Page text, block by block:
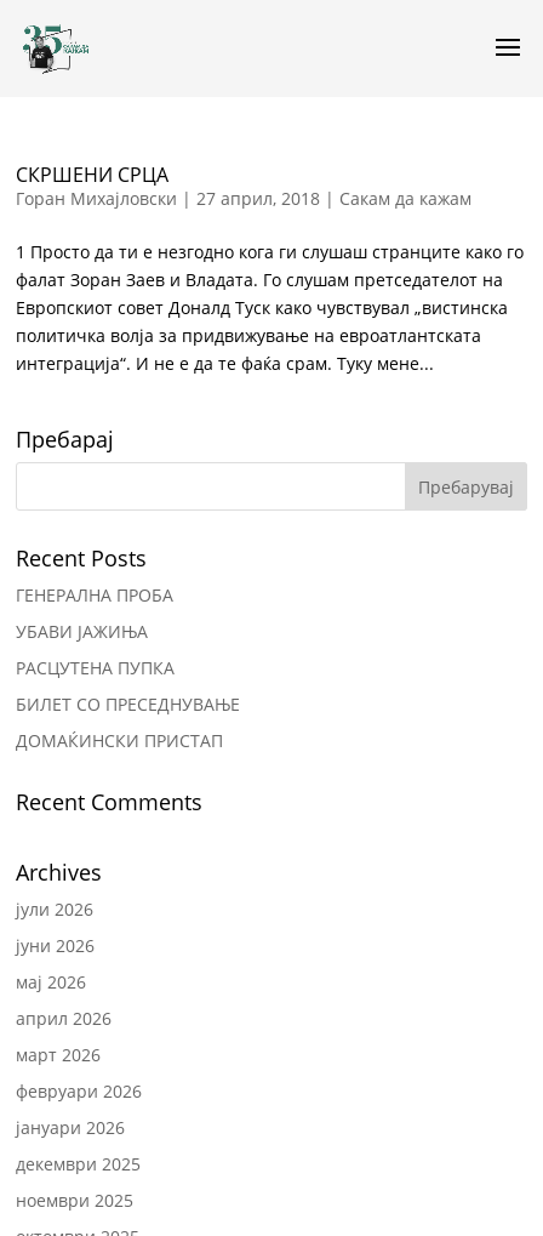
СКРШЕНИ СРЦА
Горан Михајловски |27 април, 2018 | Сакам да кажам
1 Просто да ти е незгодно кога ги слушаш странците како го
фалат Зоран Заев и Владата. Го слушам претседателот на
Европскиот совет Доналд Туск како чувствувал „вистинска
политичка волја за придвижување на евроатлантската
интеграција“. И не е да те фаќа срам. Туку мене...
Пребарај
Recent Posts
ГЕНЕРАЛНА ПРОБА
УБАВИ ЈАЖИЊА
РАСЦУТЕНА ПУПКА
БИЛЕТ СО ПРЕСЕДНУВАЊЕ
ДОМАЌИНСКИ ПРИСТАП
Recent Comments
Archives
јули 2026
јуни 2026
мај 2026
април 2026
март 2026
февруари 2026
јануари 2026
декември 2025
ноември 2025